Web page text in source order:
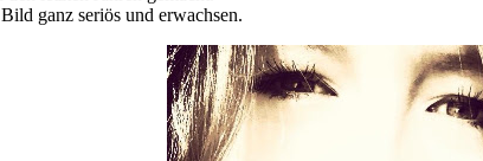
ganz seriös und erwachsen.